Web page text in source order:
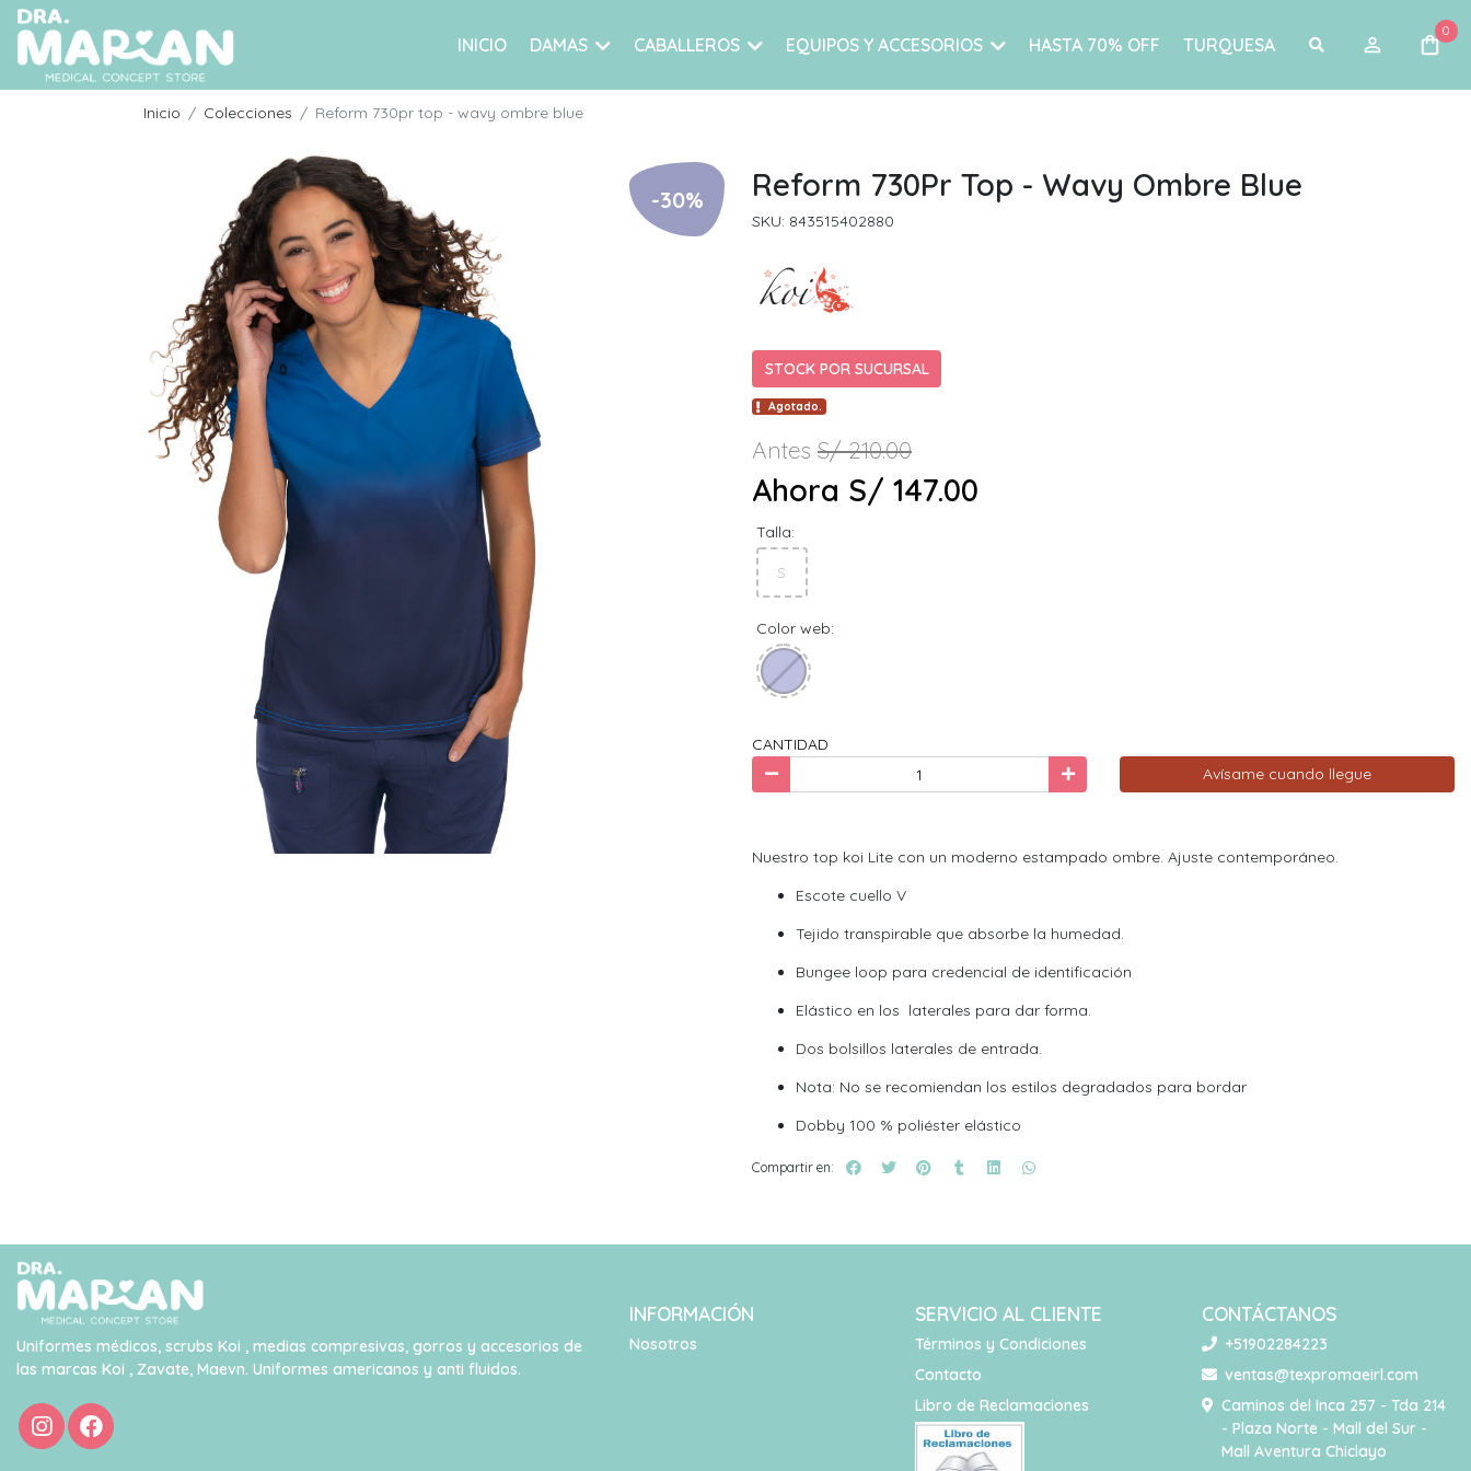
INICIO DAMAS CABALLEROS EQUIPOS Y ACCESORIOS HASTA 70% OFF TURQUESA
0
Inicio Colecciones Reform 730pr top - wavy ombre blue
-30% Reform 730Pr Top - Wavy Ombre Blue
SKU: 843515402880
STOCK POR SUCURSAL
Agotado.
Antes S/ 210.00
Ahora S/ 147.00
Talla:
S
Color web:
CANTIDAD
Avísame cuando llegue
Nuestro top koi Lite con un moderno estampado ombre. Ajuste contemporáneo.
Escote cuello V
Tejido transpirable que absorbe la humedad.
Bungee loop para credencial de identificación
Elástico en los laterales para dar forma.
Dos bolsillos laterales de entrada.
Nota: No se recomiendan los estilos degradados para bordar
Dobby 100 % poliéster elástico
Compartir en:
Uniformes médicos, scrubs Koi , medias compresivas, gorros y accesorios de
las marcas Koi , Zavate, Maevn. Uniformes americanos y anti fluidos.
INFORMACIÓN
Nosotros
SERVICIO AL CLIENTE
Términos y Condiciones
Contacto
Libro de Reclamaciones
CONTÁCTANOS
+51902284223
ventas@texpromaeirl.com
Caminos del Inca 257 - Tda 214
- Plaza Norte - Mall del Sur -
Mall Aventura Chiclayo